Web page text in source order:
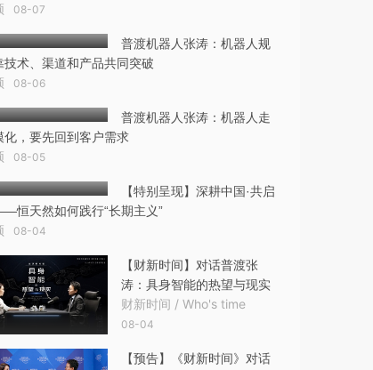
08-07
普渡机器人张涛：机器人规
技术、渠道和产品共同突破
08-06
普渡机器人张涛：机器人走
化，要先回到客户需求
08-05
【特别呈现】深耕中国·共启
恒天然如何践行“长期主义”
08-04
【财新时间】对话普渡张
涛：具身智能的热望与现实
财新时间 / Who's time
08-04
【预告】《财新时间》对话